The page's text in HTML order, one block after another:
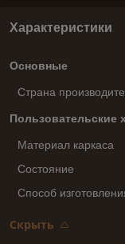
Характеристики
Основные
Страна
Пользовательские
Материал каркаса
Состояние
Способ
Скрыть